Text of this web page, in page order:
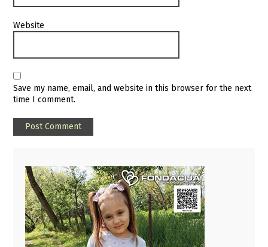
Website
Save my name, email, and website in this browser for the next
time I comment.